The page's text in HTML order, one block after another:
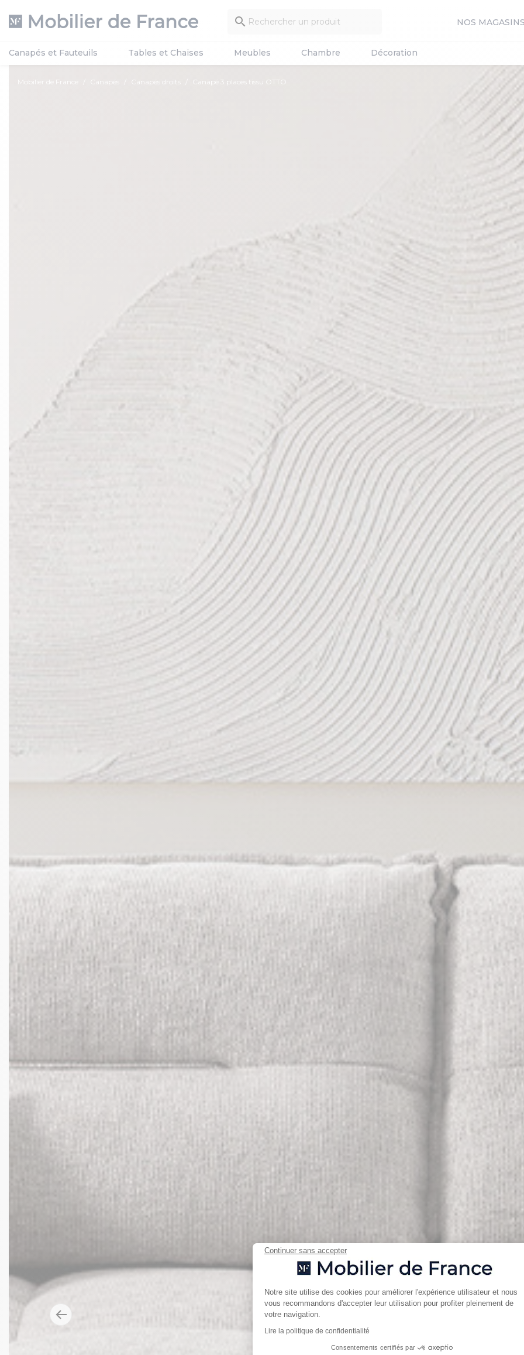
Continuer sans accepter
Plateforme de Gestion du
Notre site utilise des cookies pour améliorer l'expérience utilisateur et nous
vous recommandons d'accepter leur utilisation pour profiter pleinement de
votre navigation.
Lire la politique de confidentialité
Consentements certifiés par
Axeptio consent
 NOS MAGASINS
Canapés et Fauteuils Tables et Chaises Meubles Chambre Décoration
Mobilier de France Canapés Canapés droits Canapé 3 places tissu OTTO